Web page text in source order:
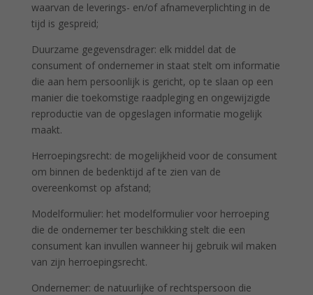
waarvan de leverings- en/of afnameverplichting in de
tijd is gespreid;
Duurzame gegevensdrager: elk middel dat de
consument of ondernemer in staat stelt om informatie
die aan hem persoonlijk is gericht, op te slaan op een
manier die toekomstige raadpleging en ongewijzigde
reproductie van de opgeslagen informatie mogelijk
maakt.
Herroepingsrecht: de mogelijkheid voor de consument
om binnen de bedenktijd af te zien van de
overeenkomst op afstand;
Modelformulier: het modelformulier voor herroeping
die de ondernemer ter beschikking stelt die een
consument kan invullen wanneer hij gebruik wil maken
van zijn herroepingsrecht.
Ondernemer: de natuurlijke of rechtspersoon die